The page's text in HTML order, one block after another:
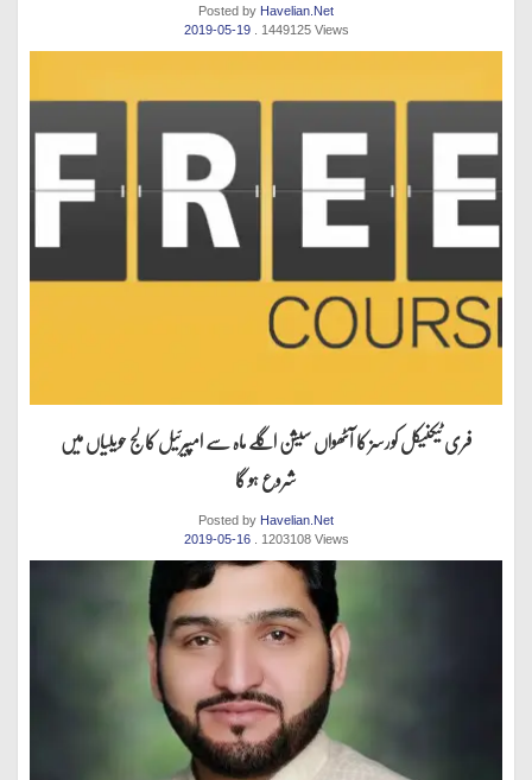
Posted by Havelian.Net
2019-05-19
. 1449125 Views
فری ٹیکنیکل کورسز کا آٹھواں سیشن اگلے ماہ سے امپیرئیل کالج حویلیاں میں
شروع ہو گا
Posted by Havelian.Net
2019-05-16
. 1203108 Views